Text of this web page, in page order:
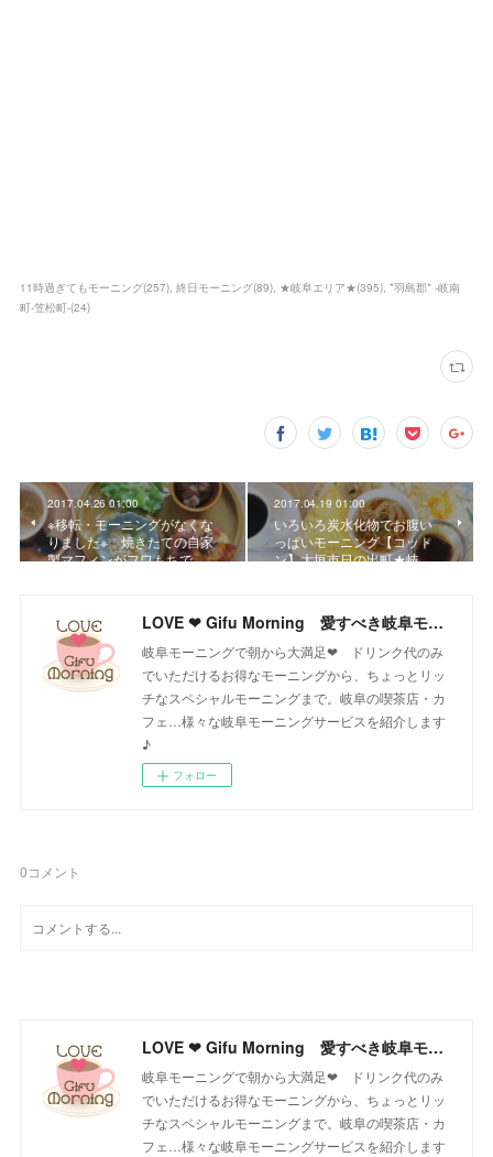
11時過ぎてもモーニング(257) 終日モーニング(89) ★岐阜エリア★(395) *羽島郡* -岐南
町-笠松町-(24)
2017.04.26 01:00
※移転・モーニングがなくな
りました※ 焼きたての自家
製マフィンがフワもちで…
2017.04.19 01:00
いろいろ炭水化物でお腹い
っぱいモーニング【コット
ン】大垣市日の出町★岐…
LOVE ❤ Gifu Morning 愛すべき岐阜モーニング♪
岐阜モーニングで朝から大満足❤ ドリンク代のみ
でいただけるお得なモーニングから、ちょっとリッ
チなスペシャルモーニングまで。岐阜の喫茶店・カ
フェ…様々な岐阜モーニングサービスを紹介します
♪
フォロー
0コメント
LOVE ❤ Gifu Morning 愛すべき岐阜モーニング♪
岐阜モーニングで朝から大満足❤ ドリンク代のみ
でいただけるお得なモーニングから、ちょっとリッ
チなスペシャルモーニングまで。岐阜の喫茶店・カ
フェ…様々な岐阜モーニングサービスを紹介します